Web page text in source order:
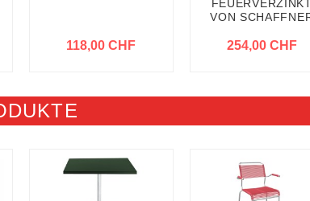
118,00 CHF
VON
254,00 CHF